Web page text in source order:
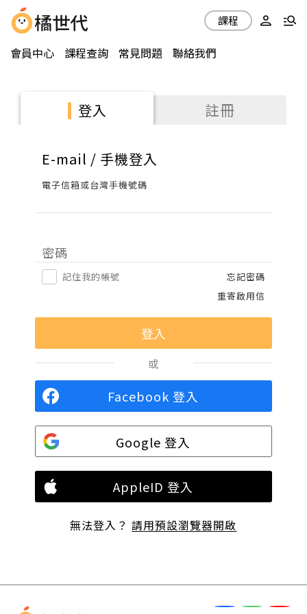
會員中心 課程查詢 常見問題 聯絡我們
課程
登入 註冊
E-mail / 手機登入
電子信箱或台灣手機號碼
密碼
記住我的帳號
忘記密碼
重寄啟用信
或
Facebook 登入
Google 登入
AppleID 登入
無法登入？請用預設瀏覽器開啟